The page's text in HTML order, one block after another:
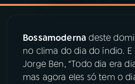
06VIDEOCASTS
07 ÚLTIMAS
08PRÊMIO RÁDIO MEC
Bossamoderna deste
no clima do dia do índio.
Jorge Ben, “Todo dia era
mas agora eles só tem o